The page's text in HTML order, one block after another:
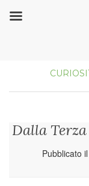
Dalla
Pubblicato il